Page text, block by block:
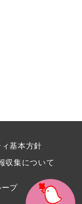
基本方針
収集について
プ